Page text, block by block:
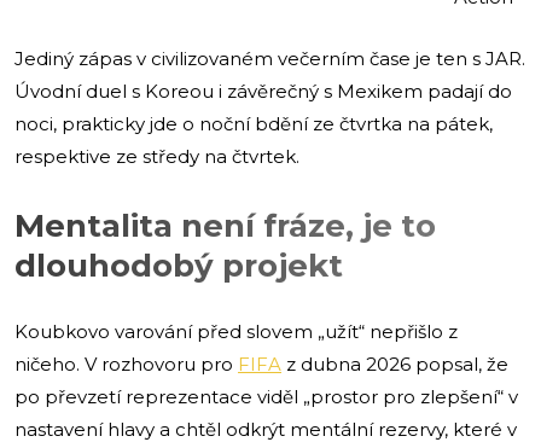
Jediný zápas v civilizovaném večerním čase je ten s JAR.
Úvodní duel s Koreou i závěrečný s Mexikem padají do
noci, prakticky jde o noční bdění ze čtvrtka na pátek,
respektive ze středy na čtvrtek.
Mentalita není fráze, je to
dlouhodobý projekt
Koubkovo varování před slovem „užít“ nepřišlo z
ničeho. V rozhovoru pro FIFA z dubna 2026 popsal, že
po převzetí reprezentace viděl „prostor pro zlepšení“ v
nastavení hlavy a chtěl odkrýt mentální rezervy, které v